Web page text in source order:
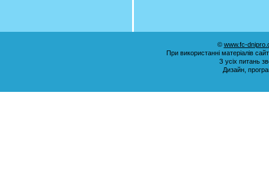
© www.fc-
При використанні матеріалів
З усіх питань
Дизайн,